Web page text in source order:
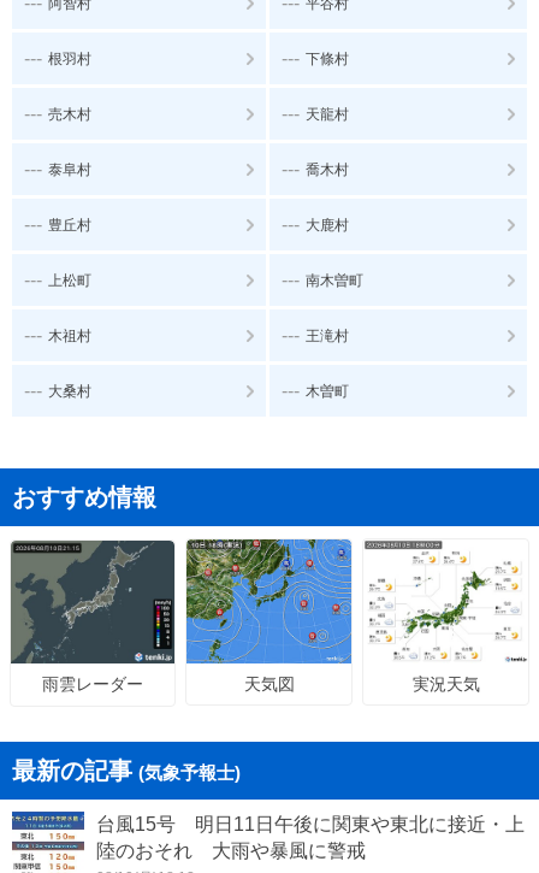
--- 根羽村 --- 下條村
--- 売木村 --- 天龍村
--- 泰阜村 --- 喬木村
--- 豊丘村 --- 大鹿村
--- 上松町 --- 南木曽町
--- 木祖村 --- 王滝村
--- 大桑村 --- 木曽町
おすすめ情報
雨雲レーダー 天気図 実況天気
最新の記事 (気象予報士)
台風15号 明日11日午後に関東や東北に接近・上
陸のおそれ 大雨や暴風に警戒